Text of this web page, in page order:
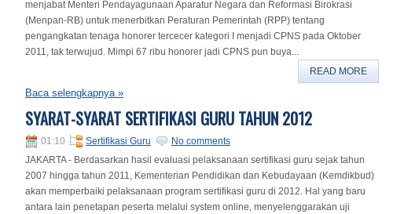
menjabat Menteri Pendayagunaan Aparatur Negara dan Reformasi Birokrasi
(Menpan-RB) untuk menerbitkan Peraturan Pemerintah (RPP) tentang
pengangkatan tenaga honorer tercecer kategori I menjadi CPNS pada Oktober
2011, tak terwujud. Mimpi 67 ribu honorer jadi CPNS pun buya...
READ MORE
Baca selengkapnya »
SYARAT-SYARAT SERTIFIKASI GURU TAHUN 2012
01:10 Sertifikasi Guru
No comments
JAKARTA - Berdasarkan hasil evaluasi pelaksanaan sertifikasi guru sejak tahun
2007 hingga tahun 2011, Kementerian Pendidikan dan Kebudayaan (Kemdikbud)
akan memperbaiki pelaksanaan program sertifikasi guru di 2012. Hal yang baru
antara lain penetapan peserta melalui system online, menyelenggarakan uji